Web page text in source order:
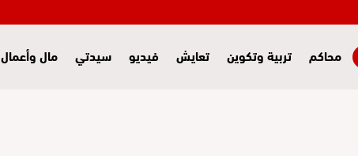
محاكم تربية وتكوين تعايش فيديو سيدتي مال وأعمال